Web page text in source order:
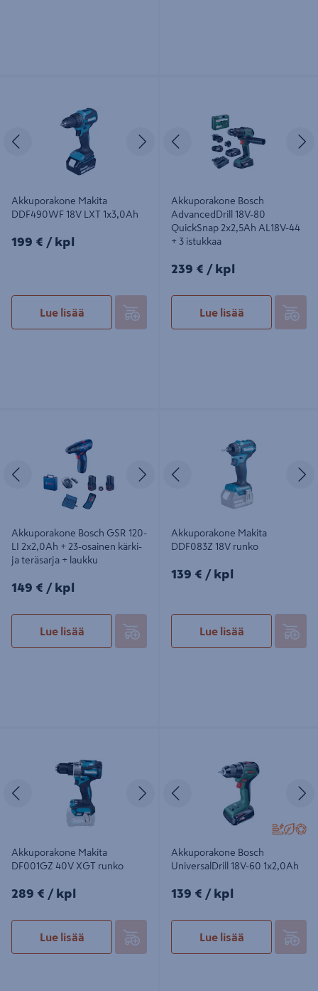
Seuraava
Akkuporakone Makita
DDF490WF 18V LXT 1x3,0Ah
199€/kpl
199 € / kpl
Lue lisää
Edellinen
Akkuporakone Bosch
AdvancedDrill 18V-80
QuickSnap 2x2,5Ah AL18V-44
+ 3 istukkaa
239€/kpl
239 € / kpl
Lue lisää
teräsarja + laukku
Seuraava
Akkuporakone Bosch GSR 120-
LI 2x2,0Ah + 23-osainen kärki-
ja teräsarja + laukku
149€/kpl
149 € / kpl
Lue lisää
Edellinen
Akkuporakone Makita
DDF083Z 18V runko
139€/kpl
139 € / kpl
Lue lisää
Seuraava
Akkuporakone Makita
DF001GZ 40V XGT runko
289€/kpl
289 € / kpl
Lue lisää
Akkuporakone Bosch
UniversalDrill 18V-60 1x2,0Ah
139€/kpl
139 € / kpl
Lue lisää